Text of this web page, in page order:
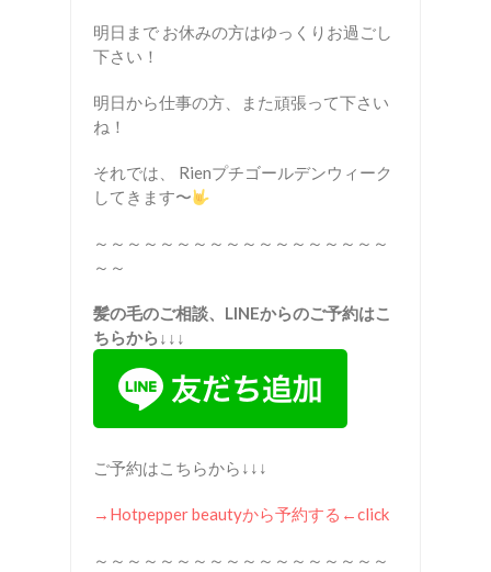
明日まで お休みの方はゆっくりお過ごし
下さい！
明日から仕事の方、また頑張って下さい
ね！
それでは、 Rienプチゴールデンウィーク
してきます〜
～～～～～～～～～～～～～～～～～～
～～
髪の毛のご相談、LINEからのご予約はこ
ちらから↓↓↓
ご予約はこちらから↓↓↓
→Hotpepper beautyから予約する ←click
～～～～～～～～～～～～～～～～～～